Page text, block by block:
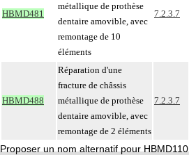
HBMD481
métallique de prothèse
dentaire amovible, avec
remontage de 10
éléments
7.2.3.7
HBMD488
Réparation d'une
fracture de châssis
métallique de prothèse
dentaire amovible, avec
remontage de 2 éléments
7.2.3.7
Proposer un nom alternatif pour HBMD110